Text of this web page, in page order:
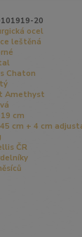
20
ocel
leštěná
Chaton
Amethyst
cm
cm + 4 cm
ČR